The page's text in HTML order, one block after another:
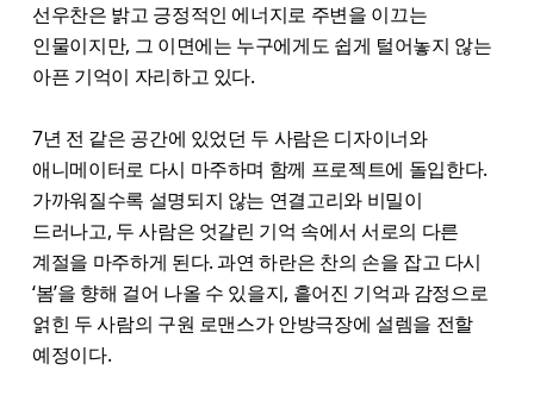
선우찬은 밝고 긍정적인 에너지로 주변을 이끄는
인물이지만, 그 이면에는 누구에게도 쉽게 털어놓지 않는
아픈 기억이 자리하고 있다.
7년 전 같은 공간에 있었던 두 사람은 디자이너와
애니메이터로 다시 마주하며 함께 프로젝트에 돌입한다.
가까워질수록 설명되지 않는 연결고리와 비밀이
드러나고, 두 사람은 엇갈린 기억 속에서 서로의 다른
계절을 마주하게 된다. 과연 하란은 찬의 손을 잡고 다시
‘봄’을 향해 걸어 나올 수 있을지, 흩어진 기억과 감정으로
얽힌 두 사람의 구원 로맨스가 안방극장에 설렘을 전할
예정이다.